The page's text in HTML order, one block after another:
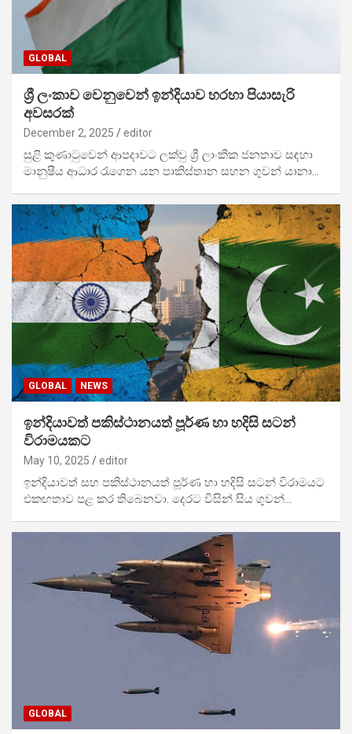
GLOBAL
ශ්‍රී ලංකාව වෙනුවෙන් ඉන්දියාව හරහා පියාසැරි
අවසරක්
December 2, 2025 editor
සුළි කුණාටුවෙන් ආපදාවට ලක්වු ශ්‍රී ලාංකික ජනතාව සඳහා
මානුෂීය ආධාර රැගෙන යන පාකිස්තාන සහන ගුවන් යානා…
GLOBAL NEWS
ඉන්දියාවත් පකිස්ථානයත් පූර්ණ හා හදිසි සටන්
විරාමයකට
May 10, 2025 editor
ඉන්දියාවත් සහ පකිස්ථානයත් පූර්ණ හා හදිසි සටන් විරාමයට
එකඟතාව පළ කර තිබෙනවා. දෙරට විසින් සිය ගුවන්…
GLOBAL